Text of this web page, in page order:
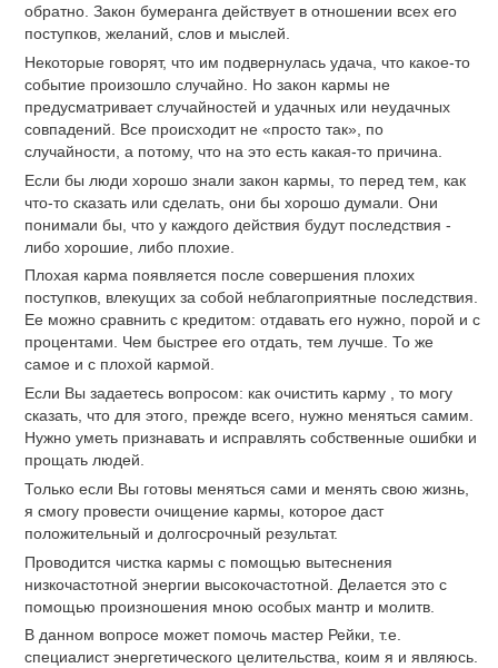
обратно. Закон бумеранга действует в отношении всех его
поступков, желаний, слов и мыслей.
Некоторые говорят, что им подвернулась удача, что какое-то
событие произошло случайно. Но закон кармы не
предусматривает случайностей и удачных или неудачных
совпадений. Все происходит не «просто так», по
случайности, а потому, что на это есть какая-то причина.
Если бы люди хорошо знали закон кармы, то перед тем, как
что-то сказать или сделать, они бы хорошо думали. Они
понимали бы, что у каждого действия будут последствия -
либо хорошие, либо плохие.
Плохая карма появляется после совершения плохих
поступков, влекущих за собой неблагоприятные последствия.
Ее можно сравнить с кредитом: отдавать его нужно, порой и с
процентами. Чем быстрее его отдать, тем лучше. То же
самое и с плохой кармой.
Если Вы задаетесь вопросом: как очистить карму , то могу
сказать, что для этого, прежде всего, нужно меняться самим.
Нужно уметь признавать и исправлять собственные ошибки и
прощать людей.
Только если Вы готовы меняться сами и менять свою жизнь,
я смогу провести очищение кармы, которое даст
положительный и долгосрочный результат.
Проводится чистка кармы с помощью вытеснения
низкочастотной энергии высокочастотной. Делается это с
помощью произношения мною особых мантр и молитв.
В данном вопросе может помочь мастер Рейки, т.е.
специалист энергетического целительства, коим я и являюсь.